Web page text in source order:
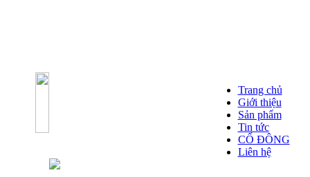
Trang chủ
Giới thiệu
Sản phẩm
Tin tức
CỔ ĐÔNG
Liên hệ